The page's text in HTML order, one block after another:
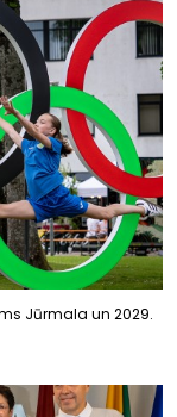
Jūrmala un 2029.